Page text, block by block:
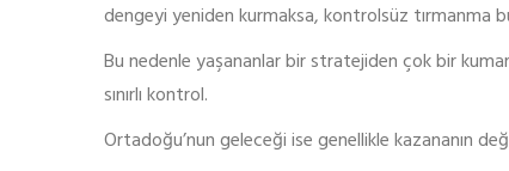
dengeyi yeniden kurmaksa, kontrolsüz tırmanma
Bu nedenle yaşananlar bir stratejiden çok bir
sınırlı kontrol.
Ortadoğu’nun geleceği ise genellikle kazananın